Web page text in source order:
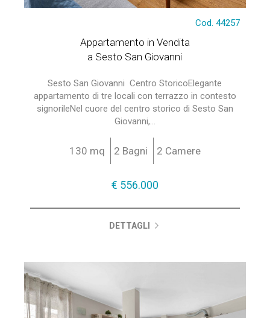
Cod. 44257
Appartamento in Vendita
a Sesto San Giovanni
Sesto San Giovanni  Centro StoricoElegante
appartamento di tre locali con terrazzo in contesto
signorileNel cuore del centro storico di Sesto San
Giovanni,...
130 mq 2 Bagni 2 Camere
€ 556.000
DETTAGLI